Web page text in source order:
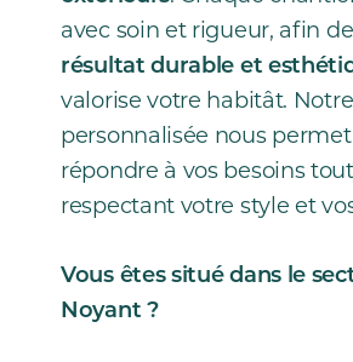
avec soin et rigueur, afin
résultat durable et
valorise votre habitât.
personnalisée nous
répondre à vos besoins
respectant votre style et
Vous êtes situé dans le
Noyant ?